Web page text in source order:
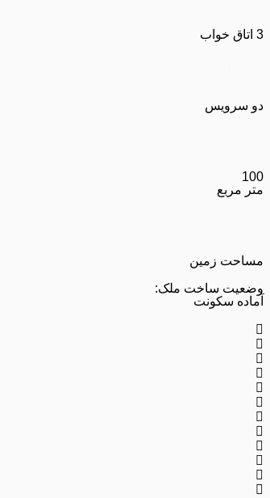
3 اتاق خواب
دو سرویس
100
متر مربع
مساحت زمین
وضعیت ساخت ملک:
آماده سکونت